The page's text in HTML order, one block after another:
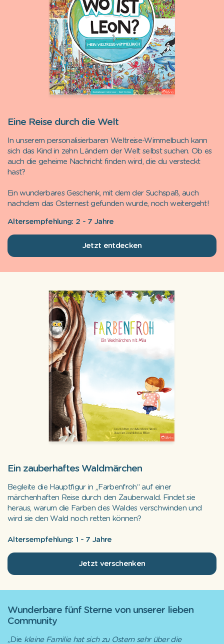
Eine Reise durch die Welt
In unserem personalisierbaren Weltreise-Wimmelbuch kann
sich das Kind in zehn Ländern der Welt selbst suchen. Ob es
auch die geheime Nachricht finden wird, die du versteckt
hast?
Ein wunderbares Geschenk, mit dem der Suchspaß, auch
nachdem das Osternest gefunden wurde, noch weitergeht!
Altersempfehlung: 2 - 7 Jahre
Jetzt entdecken
Ein zauberhaftes Waldmärchen
Begleite die Hauptfigur in „Farbenfroh“ auf einer
märchenhaften Reise durch den Zauberwald. Findet sie
heraus, warum die Farben des Waldes verschwinden und
wird sie den Wald noch retten können?
Altersempfehlung: 1 - 7 Jahre
Jetzt verschenken
Wunderbare fünf Sterne von unserer lieben
Community
„ Die kleine Familie hat sich zu Ostern sehr über die